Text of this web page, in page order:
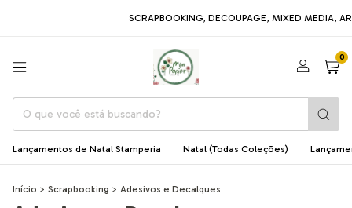
SCRAPBOOKING, DECOUPAGE, MIXED MEDIA, ARTE EM
0
Lançamentos de Natal Stamperia Natal (Todas Coleções)
Início > Scrapbooking > Adesivos e Decalques